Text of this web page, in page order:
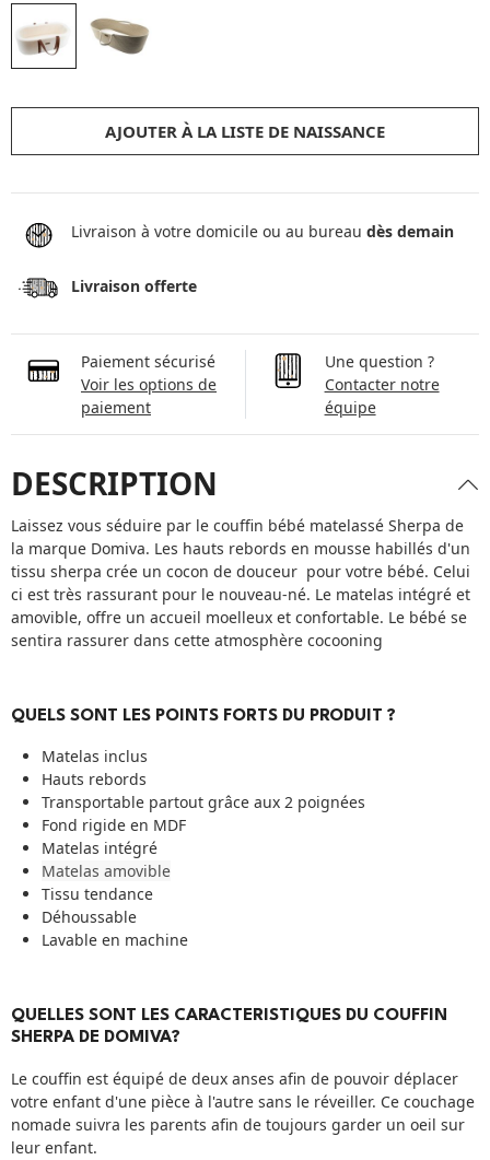
AJOUTER À LA LISTE DE NAISSANCE
Livraison à votre domicile ou au bureau dès demain
Livraison offerte
Paiement sécurisé
Voir les options de
paiement
Une question ?
Contacter notre
équipe
DESCRIPTION
Laissez vous séduire par le couffin bébé matelassé Sherpa de
la marque Domiva. Les hauts rebords en mousse habillés d'un
tissu sherpa crée un cocon de douceur pour votre bébé. Celui
ci est très rassurant pour le nouveau-né. Le matelas intégré et
amovible, offre un accueil moelleux et confortable. Le bébé se
sentira rassurer dans cette atmosphère cocooning
QUELS SONT LES POINTS FORTS DU PRODUIT ?
Matelas inclus
Hauts rebords
Transportable partout grâce aux 2 poignées
Fond rigide en MDF
Matelas intégré
Matelas amovible
Tissu tendance
Déhoussable
Lavable en machine
QUELLES SONT LES CARACTERISTIQUES DU COUFFIN
SHERPA DE DOMIVA?
Le couffin est équipé de deux anses afin de pouvoir déplacer
votre enfant d'une pièce à l'autre sans le réveiller. Ce couchage
nomade suivra les parents afin de toujours garder un oeil sur
leur enfant.